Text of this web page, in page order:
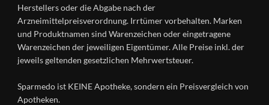
Herstellers oder die Abgabe nach der
Arzneimittelpreisverordnung. Irrtümer vorbehalten. Marken
und Produktnamen sind Warenzeichen oder eingetragene
Warenzeichen der jeweiligen Eigentümer. Alle Preise inkl. der
jeweils geltenden gesetzlichen Mehrwertsteuer.
Sparmedo ist KEINE Apotheke, sondern ein Preisvergleich von
Apotheken.